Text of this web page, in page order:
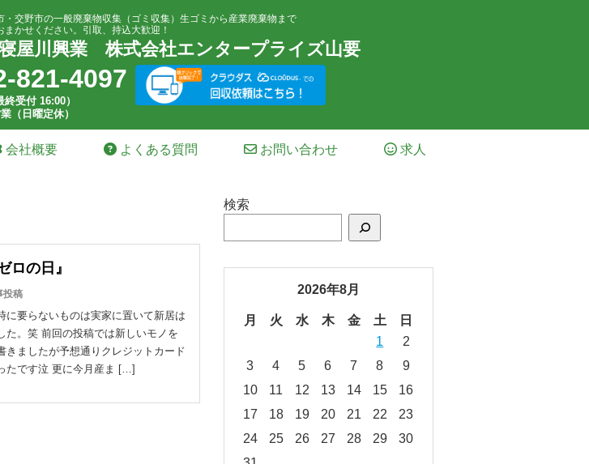
・交野市の一般廃棄物収集（ゴミ収集）生ゴミから産業廃棄物まで
まかせください。引取、持込大歓迎！
寝屋川興業株式会社エンタープライズ山要
821-4097
受付 16:00）
（日曜定休）
会社概要 よくある質問 お問い合わせ 求人
ロの日』
投稿
に要らないものは実家に置いて新居は
た。笑 前回の投稿では新しいモノを
きましたが予想通りクレジットカード
たです泣 更に今月産ま […]
検索
2026年8月
月 火 水 木 金 土
日
1
2
3
4 5 6 7 8
9
10
11 12 13 14 15
16
17
18 19 20 21 22
23
24
25 26 27 28 29
30